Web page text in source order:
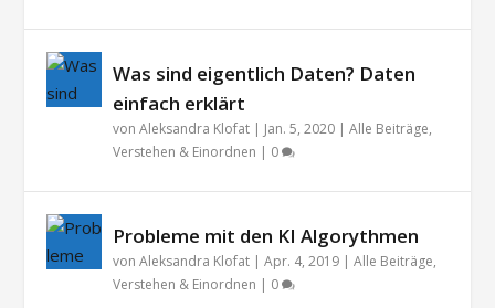
Was sind eigentlich Daten? Daten
einfach erklärt
vonAleksandra Klofat | Jan. 5, 2020 |Alle Beiträge,
Verstehen & Einordnen | 0
Probleme mit den KI Algorythmen
vonAleksandra Klofat |Apr. 4, 2019 |Alle Beiträge,
Verstehen & Einordnen | 0